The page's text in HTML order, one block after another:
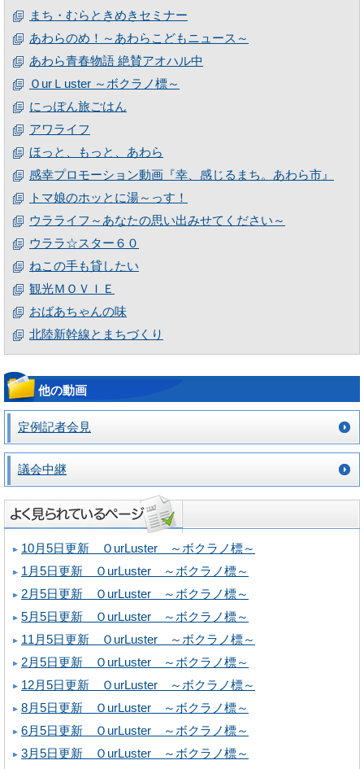
まち・むらときめきセミナー
あわらのめ！～あわらこどもニュース～
あわら青春物語 絶賛アオハル中
ＯurＬuster ～ボクラノ標～
にっぽん旅ごはん
アワライフ
ほっと、もっと、あわら
感幸プロモーション動画『幸、感じるまち。あわら市』
トマ娘のホッとに湯～っす！
ウラライフ～あなたの思い出みせてください～
ウララ☆スター６０
ねこの手も貸したい
観光ＭＯＶＩＥ
おばあちゃんの味
北陸新幹線とまちづくり
他の動画
定例記者会見
議会中継
10月5日更新 ＯurLuster ～ボクラノ標～
1月5日更新 ＯurLuster ～ボクラノ標～
2月5日更新 ＯurLuster ～ボクラノ標～
5月5日更新 ＯurLuster ～ボクラノ標～
11月5日更新 ＯurLuster ～ボクラノ標～
2月5日更新 ＯurLuster ～ボクラノ標～
12月5日更新 ＯurLuster ～ボクラノ標～
8月5日更新 ＯurLuster ～ボクラノ標～
6月5日更新 ＯurLuster ～ボクラノ標～
3月5日更新 ＯurLuster ～ボクラノ標～